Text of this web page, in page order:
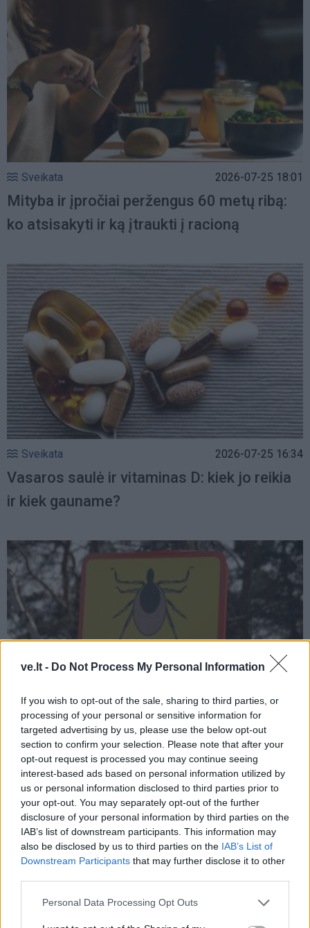
ve.lt - Do Not Process My Personal Information
If you wish to opt-out of the sale, sharing to third parties, or
processing of your personal or sensitive information for
targeted advertising by us, please use the below opt-out
section to confirm your selection. Please note that after your
opt-out request is processed you may continue seeing
interest-based ads based on personal information utilized by
us or personal information disclosed to third parties prior to
your opt-out. You may separately opt-out of the further
disclosure of your personal information by third parties on the
IAB’s list of downstream participants. This information may
also be disclosed by us to third parties on the IAB’s List of
Downstream Participants that may further disclose it to other
Personal Data Processing Opt Outs
Sveikata 2026-07-25 18:01
Mityba ir įpročiai peržengus 60 metų ribą:
ko atsisakyti ir ką įtraukti į racioną
Sveikata 2026-07-25 16:34
Vasaros saulė ir vitaminas D: kiek jo reikia
ir kiek gauname?
Sveikata 2026-07-25 15:34
Lietuvoje šiemet fiksuojama mažiau erkinio
encefalito ir Laimo ligos atvejų